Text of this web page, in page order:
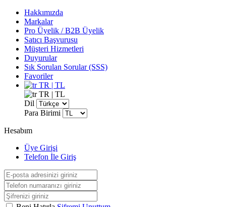
Hakkımızda
Markalar
Pro Üyelik / B2B Üyelik
Satıcı Başvurusu
Müşteri Hizmetleri
Duyurular
Sık Sorulan Sorular (SSS)
Favoriler
TR | TL
TR | TL
Dil
Para Birimi
Hesabım
Üye Girişi
Telefon İle Giriş